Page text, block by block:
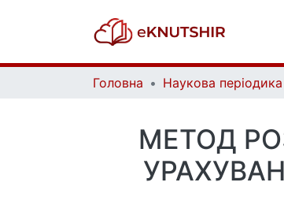
Головна
МЕТОД